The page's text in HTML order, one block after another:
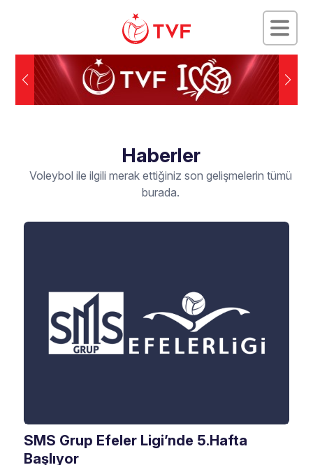
Haberler
Voleybol ile ilgili merak ettiğiniz son gelişmelerin tümü
burada.
SMS Grup Efeler Ligi’nde 5.Hafta
Başlıyor